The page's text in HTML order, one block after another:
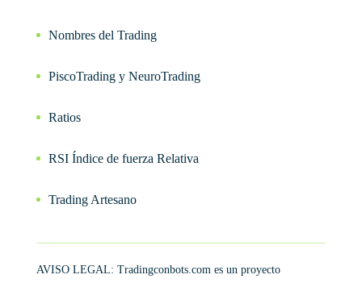
Nombres del Trading
PiscoTrading y NeuroTrading
Ratios
RSI Índice de fuerza Relativa
Trading Artesano
AVISO LEGAL: Tradingconbots.com es un proyecto